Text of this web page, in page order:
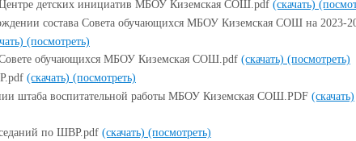
детских инициатив МБОУ Киземская СОШ.pdf (скачать)
состава Совета обучающихся МБОУ Киземская СОШ на 2023-
(посмотреть)
обучающихся МБОУ Киземская СОШ.pdf (скачать) (посмотреть)
(скачать) (посмотреть)
штаба воспитательной работы МБОУ Киземская СОШ.PDF (скачать)
по ШВР.pdf (скачать) (посмотреть)